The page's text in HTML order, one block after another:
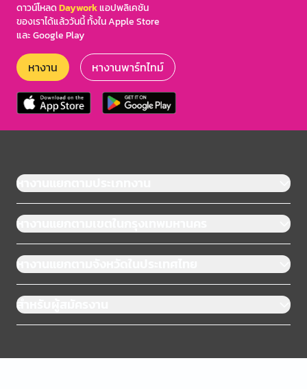
ดาวน์โหลดDayworkแอปพลิเคชัน
ของเราได้แล้ววันนี้ ทั้งใน Apple Store
และ Google Play
หางาน หางานพาร์ทไทม์
หางานแยกตามประเภทงาน
หางานแยกตามเขตในกรุงเทพมหานคร
หางานแยกตามจังหวัดในประเทศไทย
สำหรับผู้สมัครงาน